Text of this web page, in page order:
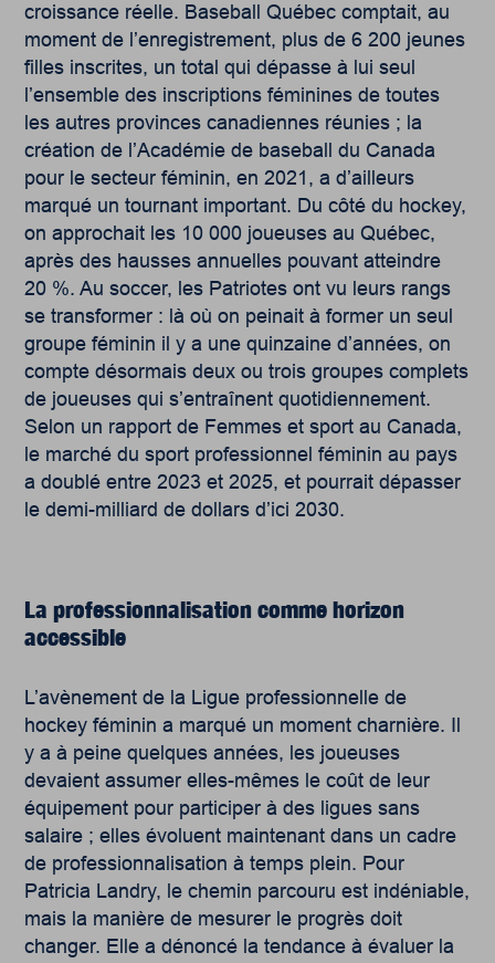
croissance réelle. Baseball Québec comptait, au
moment de l’enregistrement, plus de 6 200 jeunes
filles inscrites, un total qui dépasse à lui seul
l’ensemble des inscriptions féminines de toutes
les autres provinces canadiennes réunies ; la
création de l’Académie de baseball du Canada
pour le secteur féminin, en 2021, a d’ailleurs
marqué un tournant important. Du côté du hockey,
on approchait les 10 000 joueuses au Québec,
après des hausses annuelles pouvant atteindre
20 %. Au soccer, les Patriotes ont vu leurs rangs
se transformer : là où on peinait à former un seul
groupe féminin il y a une quinzaine d’années, on
compte désormais deux ou trois groupes complets
de joueuses qui s’entraînent quotidiennement.
Selon un rapport de Femmes et sport au Canada,
le marché du sport professionnel féminin au pays
a doublé entre 2023 et 2025, et pourrait dépasser
le demi-milliard de dollars d’ici 2030.
La professionnalisation comme horizon
accessible
L’avènement de la Ligue professionnelle de
hockey féminin a marqué un moment charnière. Il
y a à peine quelques années, les joueuses
devaient assumer elles-mêmes le coût de leur
équipement pour participer à des ligues sans
salaire ; elles évoluent maintenant dans un cadre
de professionnalisation à temps plein. Pour
Patricia Landry, le chemin parcouru est indéniable,
mais la manière de mesurer le progrès doit
changer. Elle a dénoncé la tendance à évaluer la